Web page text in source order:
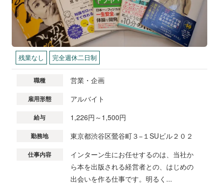
残業なし 完全週休二日制
職種 営業・企画
雇用形態 アルバイト
給与 1,226円～1,500円
勤務地 東京都渋谷区鶯谷町３−１SUビル２０２
仕事内容
インターン生にお任せするのは、当社か
ら本を出版される経営者との、はじめの
出会いを作る仕事です。明るく...